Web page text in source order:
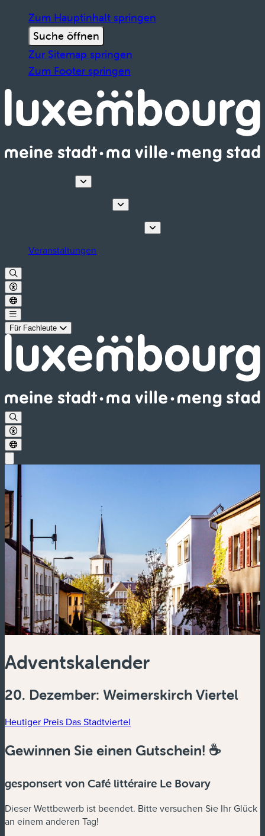
Zum Hauptinhalt springen
Suche öffnen
Zur Sitemap springen
Zum Footer springen
Veranstaltungen
Für Fachleute
Adventskalender
20. Dezember: Weimerskirch Viertel
Heutiger Preis Das Stadtviertel
Gewinnen Sie einen Gutschein! ☕️
gesponsert von Café littéraire Le Bovary
Dieser Wettbewerb ist beendet. Bitte versuchen Sie Ihr Glück
an einem anderen Tag!